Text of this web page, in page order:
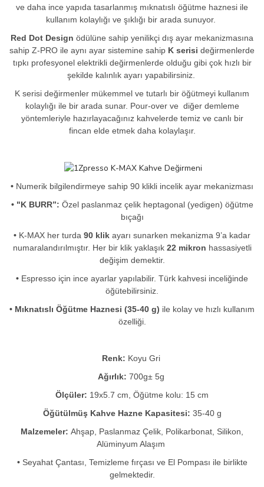
ve daha ince yapıda tasarlanmış mıknatıslı öğütme haznesi ile
kullanım kolaylığı ve şıklığı bir arada sunuyor.
Red Dot Design ödülüne sahip yenilikçi dış ayar mekanizmasına
sahip Z-PRO ile aynı ayar sistemine sahip K serisi değirmenlerde
tıpkı profesyonel elektrikli değirmenlerde olduğu gibi çok hızlı bir
şekilde kalınlık ayarı yapabilirsiniz.
K serisi değirmenler mükemmel ve tutarlı bir öğütmeyi kullanım
kolaylığı ile bir arada sunar. Pour-over ve diğer demleme
yöntemleriyle hazırlayacağınız kahvelerde temiz ve canlı bir
fincan elde etmek daha kolaylaşır.
• Numerik bilgilendirmeye sahip 90 klikli incelik ayar mekanizması
• "K BURR”: Özel paslanmaz çelik heptagonal (yedigen) öğütme
bıçağı
• K-MAX her turda 90 klik ayarı sunarken mekanizma 9’a kadar
numaralandırılmıştır. Her bir klik yaklaşık 22 mikron hassasiyetli
değişim demektir.
• Espresso için ince ayarlar yapılabilir. Türk kahvesi inceliğinde
öğütebilirsiniz.
• Mıknatıslı Öğütme Haznesi (35-40 g) ile kolay ve hızlı kullanım
özelliği.
Renk: Koyu Gri
Ağırlık: 700g± 5g
Ölçüler: 19x5.7 cm, Öğütme kolu: 15 cm
Öğütülmüş Kahve Hazne Kapasitesi: 35-40 g
Malzemeler: Ahşap, Paslanmaz Çelik, Polikarbonat, Silikon,
Alüminyum Alaşım
• Seyahat Çantası, Temizleme fırçası ve El Pompası ile birlikte
gelmektedir.